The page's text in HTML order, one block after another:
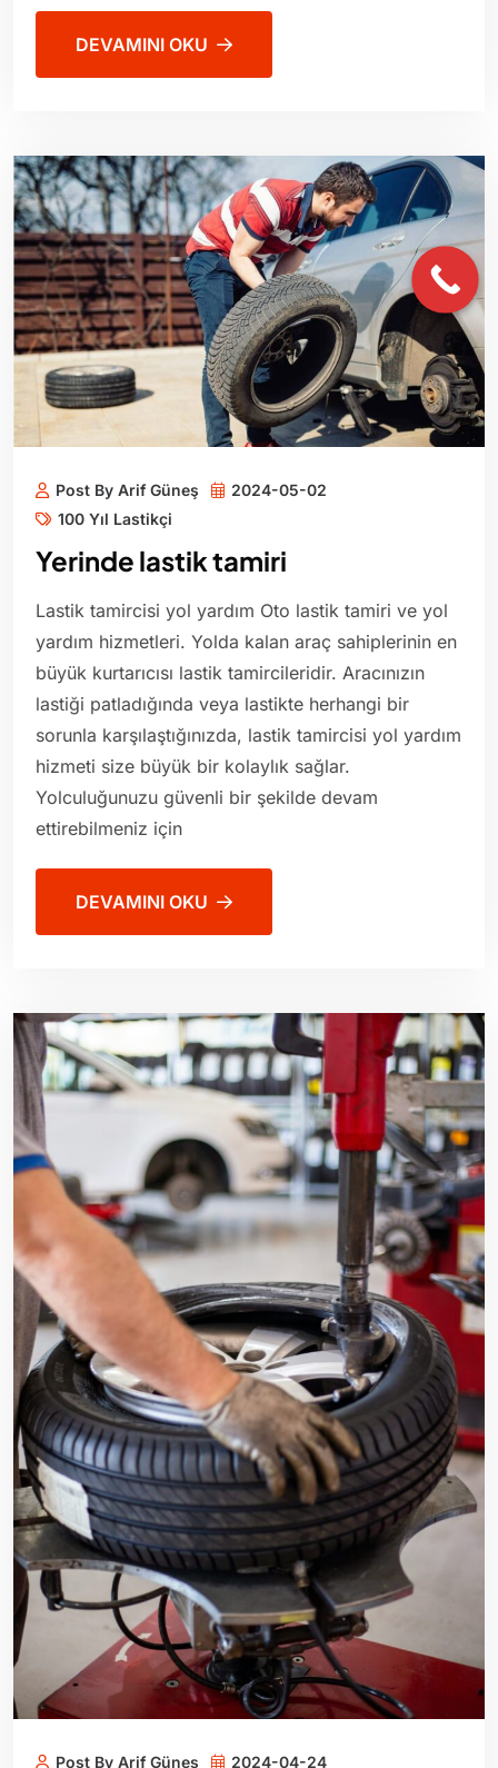
DEVAMINI OKU
Post By Arif Güneş
2024-05-02
100 Yıl Lastikçi
Yerinde lastik tamiri
Lastik tamircisi yol yardım Oto lastik tamiri ve yol
yardım hizmetleri. Yolda kalan araç sahiplerinin en
büyük kurtarıcısı lastik tamircileridir. Aracınızın
lastiği patladığında veya lastikte herhangi bir
sorunla karşılaştığınızda, lastik tamircisi yol yardım
hizmeti size büyük bir kolaylık sağlar.
Yolculuğunuzu güvenli bir şekilde devam
ettirebilmeniz için
DEVAMINI OKU
Post By Arif Güneş
2024-04-24